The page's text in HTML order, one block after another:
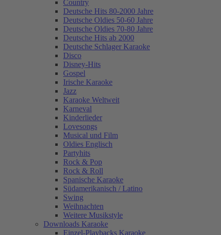
Country
Deutsche Hits 80-2000 Jahre
Deutsche Oldies 50-60 Jahre
Deutsche Oldies 70-80 Jahre
Deutsche Hits ab 2000
Deutsche Schlager Karaoke
Disco
Disney-Hits
Gospel
Irische Karaoke
Jazz
Karaoke Weltweit
Karneval
Kinderlieder
Lovesongs
Musical und Film
Oldies Englisch
Partyhits
Rock & Pop
Rock & Roll
Spanische Karaoke
Südamerikanisch / Latino
Swing
Weihnachten
Weitere Musikstyle
Downloads Karaoke
Einzel-Playbacks Karaoke